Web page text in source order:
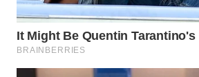
WN
LIKUPANG